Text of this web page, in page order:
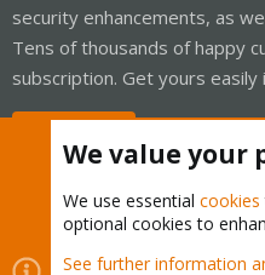
security enhancements, as
Tens of thousands of happy
subscription. Get yours easily
Cookies Proxmox
We value your
We use essential cookies
optional cookies to
See further information